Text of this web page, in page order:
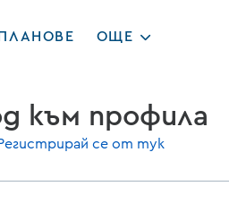
ПЛАНОВЕ ОЩЕ
към профила
се от тук